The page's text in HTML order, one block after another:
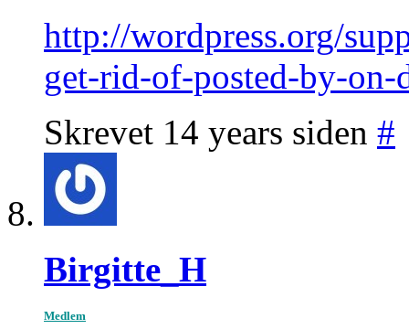
http://wordpress.org/
get-rid-of-posted-by-on-
Skrevet 14 years siden #
Birgitte_H
Medlem